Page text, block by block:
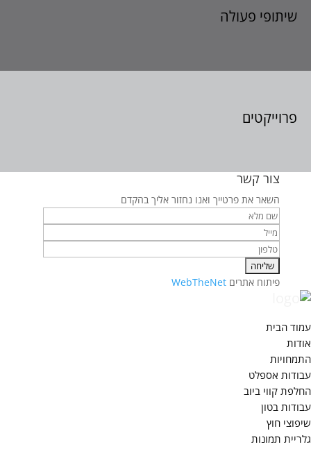
שיתופי פעולה
פרוייקטים
צור קשר
השאר את פרטייך ואנו נחזור אליך בהקדם
פיתוח אתרים WebTheNet
עמוד הבית
אודות
התמחויות
עבודות אספלט
החלפת קווי ביוב
עבודות בטון
שיפוצי חוץ
גלריית תמונות